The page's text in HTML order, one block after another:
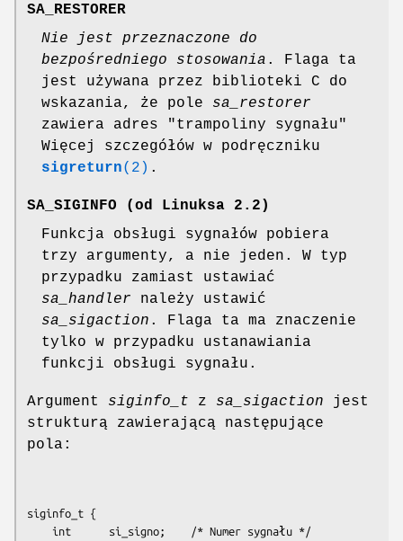
SA_RESTORER
Nie jest przeznaczone do
bezpośredniego stosowania . Flaga ta
jest używana przez biblioteki C do
wskazania, że pole sa_restorer
zawiera adres "trampoliny sygnału"
Więcej szczegółów w podręczniku
sigreturn(2) .
SA_SIGINFO (od Linuksa 2.2)
Funkcja obsługi sygnałów pobiera
trzy argumenty, a nie jeden. W typ
przypadku zamiast ustawiać
sa_handler należy ustawić
sa_sigaction . Flaga ta ma znaczenie
tylko w przypadku ustanawiania
funkcji obsługi sygnału.
Argument siginfo_t z sa_sigaction jest
strukturą zawierającą następujące
pola:
siginfo_t {